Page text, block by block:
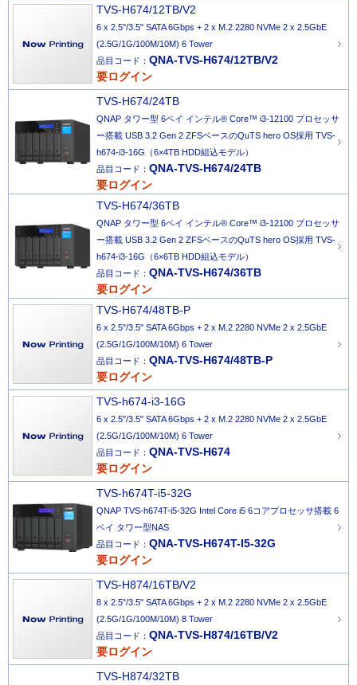
TVS-H674/12TB/V2
6 x 2.5"/3.5" SATA 6Gbps + 2 x M.2 2280 NVMe 2 x 2.5GbE
(2.5G/1G/100M/10M) 6 Tower
品目コード： QNA-TVS-H674/12TB/V2
要ログイン
TVS-H674/24TB
QNAP タワー型 6ベイ インテル® Core™ i3-12100 プロセッサ
ー搭載 USB 3.2 Gen 2 ZFSベースのQuTS hero OS採用 TVS-
h674-i3-16G（6×4TB HDD組込モデル）
品目コード： QNA-TVS-H674/24TB
要ログイン
TVS-H674/36TB
QNAP タワー型 6ベイ インテル® Core™ i3-12100 プロセッサ
ー搭載 USB 3.2 Gen 2 ZFSベースのQuTS hero OS採用 TVS-
h674-i3-16G（6×6TB HDD組込モデル）
品目コード： QNA-TVS-H674/36TB
要ログイン
TVS-H674/48TB-P
6 x 2.5"/3.5" SATA 6Gbps + 2 x M.2 2280 NVMe 2 x 2.5GbE
(2.5G/1G/100M/10M) 6 Tower
品目コード： QNA-TVS-H674/48TB-P
要ログイン
TVS-h674-i3-16G
6 x 2.5"/3.5" SATA 6Gbps + 2 x M.2 2280 NVMe 2 x 2.5GbE
(2.5G/1G/100M/10M) 6 Tower
品目コード： QNA-TVS-H674
要ログイン
TVS-h674T-i5-32G
QNAP TVS-h674T-i5-32G Intel Core i5 6コアプロセッサ搭載 6
ベイ タワー型NAS
品目コード： QNA-TVS-H674T-I5-32G
要ログイン
TVS-H874/16TB/V2
8 x 2.5"/3.5" SATA 6Gbps + 2 x M.2 2280 NVMe 2 x 2.5GbE
(2.5G/1G/100M/10M) 8 Tower
品目コード： QNA-TVS-H874/16TB/V2
要ログイン
TVS-H874/32TB